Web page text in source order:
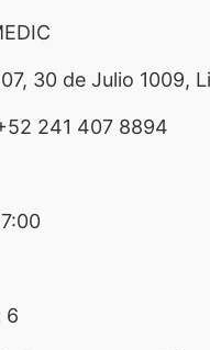
30 de Julio 1009,
241 407 8894
6